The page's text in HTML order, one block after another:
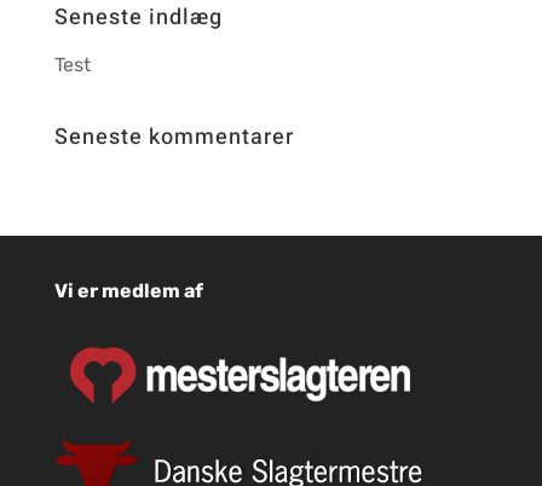
Seneste indlæg
Test
Seneste kommentarer
Vi er medlem af